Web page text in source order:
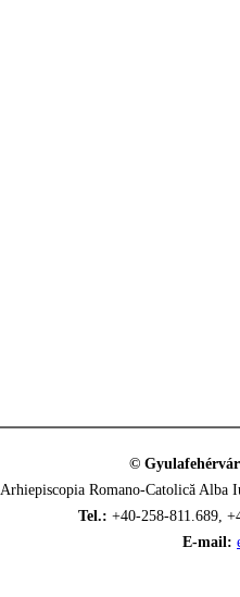
©
Arhiepiscopia Romano-Catolică
Tel.: +40-258-811.689,
E-mail: